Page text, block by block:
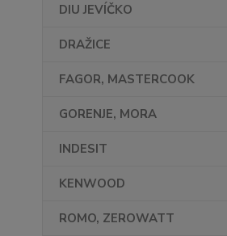
DIU JEVÍČKO
DRAŽICE
FAGOR, MASTERCOOK
GORENJE, MORA
INDESIT
KENWOOD
ROMO, ZEROWATT